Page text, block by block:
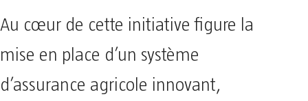
Au cœur de cette initiative figure la
mise en place d’un système
d’assurance agricole innovant,